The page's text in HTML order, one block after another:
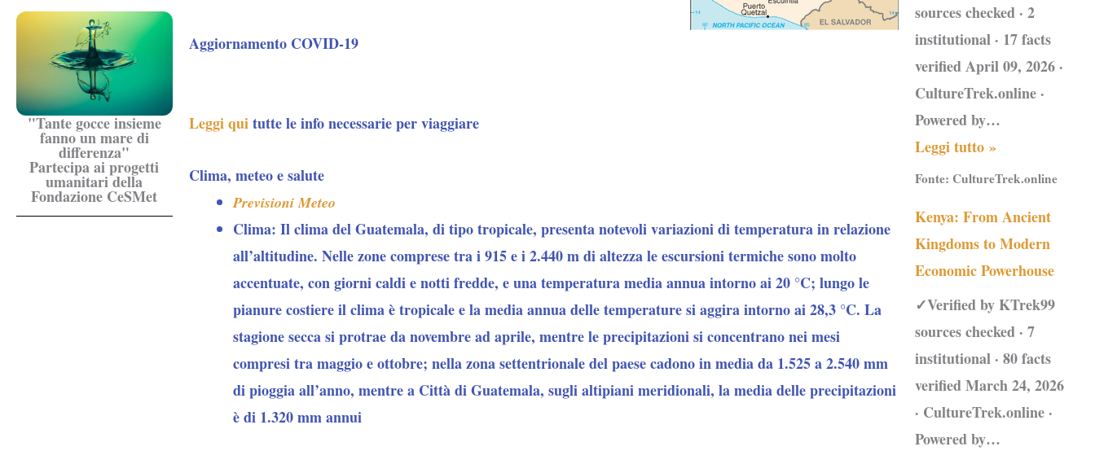
"Tante gocce insieme
fanno un mare di
differenza"
Partecipa ai progetti
umanitari della
Fondazione CeSMet
Aggiornamento COVID-19
Leggi quitutte le info necessarie per viaggiare
Clima, meteo e salute
Previsioni Meteo
Clima: Il clima del Guatemala, di tipo tropicale, presenta notevoli variazioni di temperatura in relazione
all’altitudine. Nelle zone comprese tra i 915 e i 2.440 m di altezza le escursioni termiche sono molto
accentuate, con giorni caldi e notti fredde, e una temperatura media annua intorno ai 20 °C; lungo le
pianure costiere il clima è tropicale e la media annua delle temperature si aggira intorno ai 28,3 °C. La
stagione secca si protrae da novembre ad aprile, mentre le precipitazioni si concentrano nei mesi
compresi tra maggio e ottobre; nella zona settentrionale del paese cadono in media da 1.525 a 2.540 mm
di pioggia all’anno, mentre a Città di Guatemala, sugli altipiani meridionali, la media delle precipitazioni
è di 1.320 mm annui
sources checked · 2
institutional · 17 facts
verified April 09, 2026 ·
CultureTrek.online ·
Powered by…
Leggi tutto »
Fonte:CultureTrek.online
Kenya: From Ancient
Kingdoms to Modern
Economic Powerhouse
✓Verified by KTrek99
sources checked · 7
institutional · 80 facts
verified March 24, 2026
· CultureTrek.online ·
Powered by…